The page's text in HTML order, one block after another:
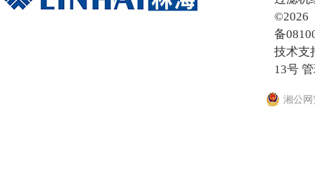
©2026
备
技术支
13号
湘公